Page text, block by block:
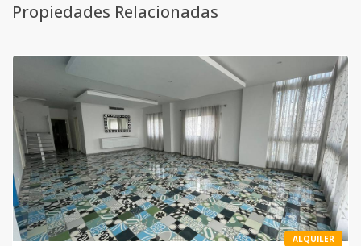
Propiedades Relacionadas
ALQUILER